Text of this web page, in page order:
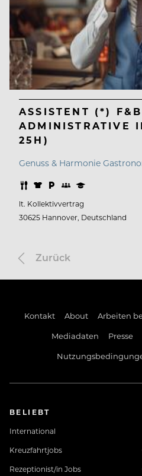
ASSISTENT (*) F&B
ADMINISTRATIVE
25H)
Genuss & Harmonie
lt. Kollektivvertrag
30625 Hannover, Deutschland
Zurück
Kontakt About Arbeiten
Mediadaten
Presse
BELIEBT
International
Kreuzfahrtjobs
Rezeptionist/in Jobs